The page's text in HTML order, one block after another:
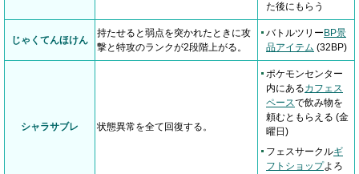
た後にもらう
じゃくてんほけん
持たせると弱点を突かれたときに攻
撃と特攻のランクが2段階上がる。
バトルツリー BP景
品アイテム (32BP)
シャラサブレ 状態異常を全て回復する。
ポケモンセンター
内にあるカフェス
ペースで飲み物を
頼むともらえる (金
曜日)
フェスサークルギ
フトショップよろ